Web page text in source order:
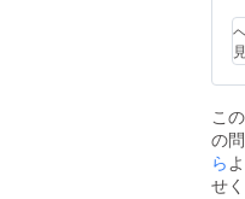
こ
の
ら
せ